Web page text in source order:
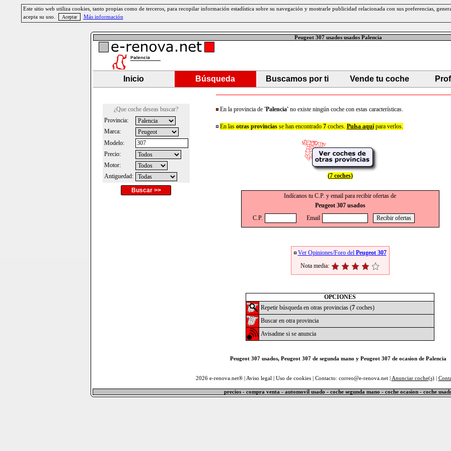
Este sitio web utiliza cookies, tanto propias como de terceros, para recopilar información estadística sobre su navegación y mostrarle publicidad relacionada con sus preferencias,
acepta su uso.
Más información
Peugeot 307 usados usados Palencia
Inicio Búsqueda Buscamos por ti Vende tu coche
¿Que coche deseas buscar?
Provincia:
Marca:
Modelo:
Precio:
Motor:
Antiguedad:
Buscar >>
En la provincia de 'Palencia'no existe ningún coche con estas características.
En las otras provinciasse han encontrado 7coches. Pulsa aquípara verlos.
(7 coches)
Indícanos tu C.P. y email para recibir ofertas de
Peugeot 307 usados
C.P.
Email
Ver Opiniones/Foro del Peugeot 307
Nota media:
OPCIONES
Repetir búsqueda en otras provincias (7 coches)
Buscar en otra provincia
Avisadme si se anuncia
Peugeot 307 usados, Peugeot 307 de segunda mano y Peugeot 307 de ocasion de Palencia
2026 e-renova.net® | Aviso legal Uso de cookies| Contacto: correo@e-renova.net | Anunciar coche(s)|
precios - compra venta - automovil usado - coche segunda mano - coche ocasion - coche